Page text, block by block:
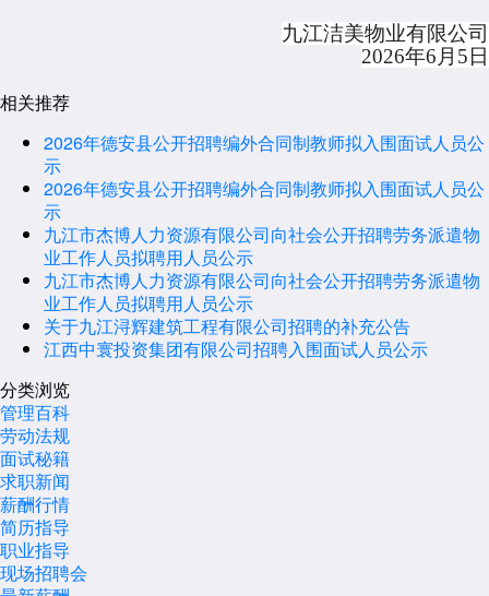
九江洁美物业有限公司
2026年6月5日
相关推荐
2026年德安县公开招聘编外合同制教师拟入围面试人员公
示
2026年德安县公开招聘编外合同制教师拟入围面试人员公
示
九江市杰博人力资源有限公司向社会公开招聘劳务派遣物
业工作人员拟聘用人员公示
九江市杰博人力资源有限公司向社会公开招聘劳务派遣物
业工作人员拟聘用人员公示
关于九江浔辉建筑工程有限公司招聘的补充公告
江西中寰投资集团有限公司招聘入围面试人员公示
分类浏览
管理百科
劳动法规
面试秘籍
求职新闻
薪酬行情
简历指导
职业指导
现场招聘会